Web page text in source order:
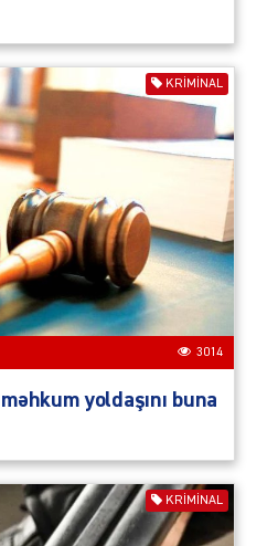
KRIMINAL
3014
yoldaşını buna
KRIMINAL